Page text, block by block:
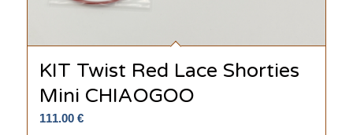
KIT Twist Red Lace Shorties
Mini CHIAOGOO
111.00 €